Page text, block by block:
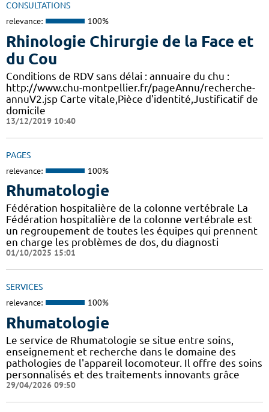
CONSULTATIONS
relevance: 100%
Rhinologie Chirurgie de la Face et
du Cou
Conditions de RDV sans délai : annuaire du chu :
http://www.chu-montpellier.fr/pageAnnu/recherche-
annuV2.jsp Carte vitale,Pièce d'identité,Justificatif de
domicile
13/12/2019 10:40
PAGES
relevance: 100%
Rhumatologie
Fédération hospitalière de la colonne vertébrale La
Fédération hospitalière de la colonne vertébrale est
un regroupement de toutes les équipes qui prennent
en charge les problèmes de dos, du diagnosti
01/10/2025 15:01
SERVICES
relevance: 100%
Rhumatologie
Le service de Rhumatologie se situe entre soins,
enseignement et recherche dans le domaine des
pathologies de l'appareil locomoteur. Il offre des soins
personnalisés et des traitements innovants grâce
29/04/2026 09:50